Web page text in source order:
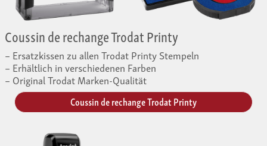
Coussin de rechange Trodat Printy
Ersatzkissen zu allen Trodat Printy Stempeln
Erhältlich in verschiedenen Farben
Original Trodat Marken-Qualität
Coussin de rechange Trodat Printy